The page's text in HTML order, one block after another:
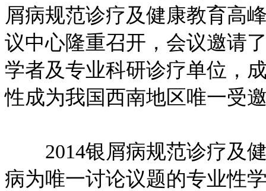
屑病规范诊疗及健康教育高
议中心隆重召开，会议邀请
学者及专业科研诊疗单位，
性成为我国西南地区唯一受
2014银屑病规范诊疗及健
病为唯一讨论议题的专业性